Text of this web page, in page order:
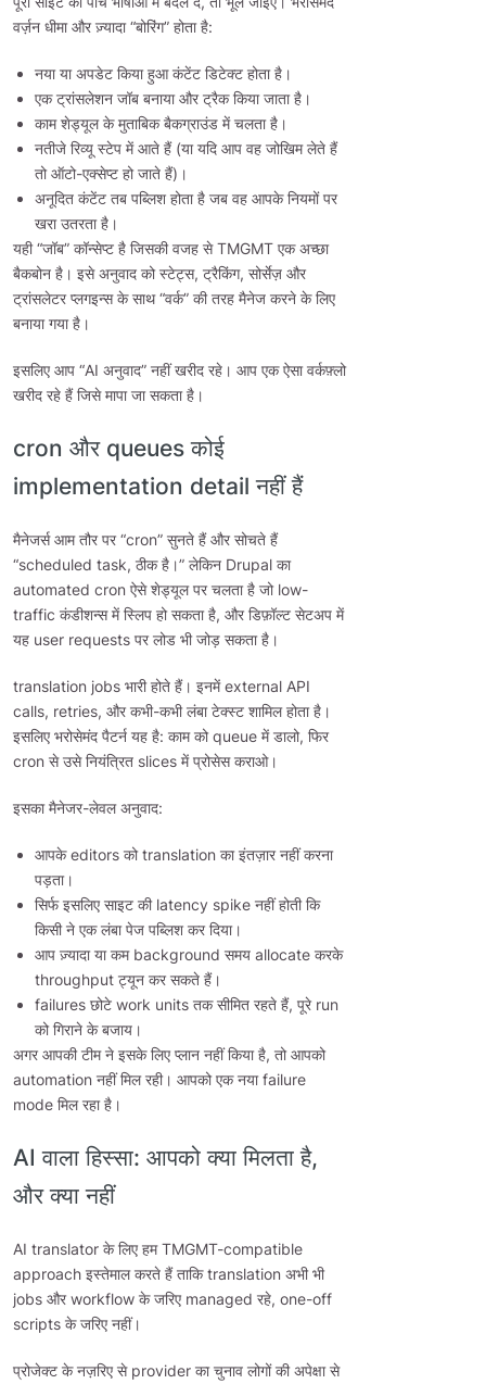
वर्ज़न धीमा और ज़्यादा “बोरिंग” होता है:
नया या अपडेट किया हुआ कंटेंट डिटेक्ट होता है।
एक ट्रांसलेशन जॉब बनाया और ट्रैक किया जाता है।
काम शेड्यूल के मुताबिक बैकग्राउंड में चलता है।
नतीजे रिव्यू स्टेप में आते हैं (या यदि आप वह जोखिम लेते हैं
तो ऑटो-एक्सेप्ट हो जाते हैं)।
अनूदित कंटेंट तब पब्लिश होता है जब वह आपके नियमों पर
खरा उतरता है।
यही “जॉब” कॉन्सेप्ट है जिसकी वजह से TMGMT एक अच्छा
बैकबोन है। इसे अनुवाद को स्टेट्स, ट्रैकिंग, सोर्सेज़ और
ट्रांसलेटर प्लगइन्स के साथ “वर्क” की तरह मैनेज करने के लिए
बनाया गया है।
इसलिए आप “AI अनुवाद” नहीं खरीद रहे। आप एक ऐसा वर्कफ़्लो
खरीद रहे हैं जिसे मापा जा सकता है।
cron और queues कोई
implementation detail नहीं हैं
मैनेजर्स आम तौर पर “cron” सुनते हैं और सोचते हैं
“scheduled task, ठीक है।” लेकिन Drupal का
automated cron ऐसे शेड्यूल पर चलता है जो low-
traffic कंडीशन्स में स्लिप हो सकता है, और डिफ़ॉल्ट सेटअप में
यह user requests पर लोड भी जोड़ सकता है।
translation jobs भारी होते हैं। इनमें external API
calls, retries, और कभी-कभी लंबा टेक्स्ट शामिल होता है।
इसलिए भरोसेमंद पैटर्न यह है: काम को queue में डालो, फिर
cron से उसे नियंत्रित slices में प्रोसेस कराओ।
इसका मैनेजर-लेवल अनुवाद:
आपके editors को translation का इंतज़ार नहीं करना
पड़ता।
सिर्फ इसलिए साइट की latency spike नहीं होती कि
किसी ने एक लंबा पेज पब्लिश कर दिया।
आप ज़्यादा या कम background समय allocate करके
throughput ट्यून कर सकते हैं।
failures छोटे work units तक सीमित रहते हैं, पूरे run
को गिराने के बजाय।
अगर आपकी टीम ने इसके लिए प्लान नहीं किया है, तो आपको
automation नहीं मिल रही। आपको एक नया failure
mode मिल रहा है।
AI वाला हिस्सा: आपको क्या मिलता है,
और क्या नहीं
AI translator के लिए हम TMGMT-compatible
approach इस्तेमाल करते हैं ताकि translation अभी भी
jobs और workflow के जरिए managed रहे, one-off
scripts के जरिए नहीं।
प्रोजेक्ट के नज़रिए से provider का चुनाव लोगों की अपेक्षा से